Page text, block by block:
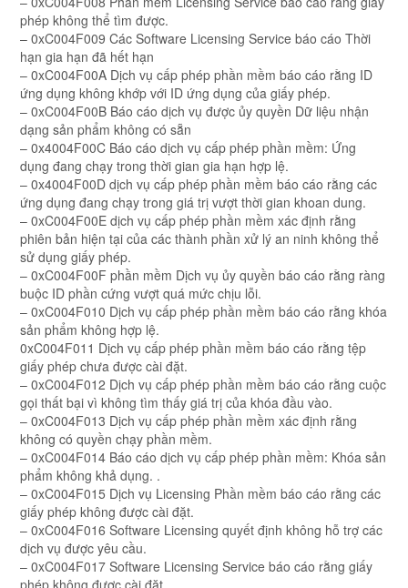
phép không thể tìm được.
– 0xC004F009 Các Software Licensing Service báo cáo Thời
hạn gia hạn đã hết hạn
– 0xC004F00A Dịch vụ cấp phép phần mềm báo cáo rằng ID
ứng dụng không khớp với ID ứng dụng của giấy phép.
– 0xC004F00B Báo cáo dịch vụ được ủy quyền Dữ liệu nhận
dạng sản phẩm không có sẵn
– 0x4004F00C Báo cáo dịch vụ cấp phép phần mềm: Ứng
dụng đang chạy trong thời gian gia hạn hợp lệ.
– 0x4004F00D dịch vụ cấp phép phần mềm báo cáo rằng các
ứng dụng đang chạy trong giá trị vượt thời gian khoan dung.
– 0xC004F00E dịch vụ cấp phép phần mềm xác định rằng
phiên bản hiện tại của các thành phần xử lý an ninh không thể
sử dụng giấy phép.
– 0xC004F00F phần mềm Dịch vụ ủy quyền báo cáo rằng ràng
buộc ID phần cứng vượt quá mức chịu lỗi.
– 0xC004F010 Dịch vụ cấp phép phần mềm báo cáo rằng khóa
sản phẩm không hợp lệ.
0xC004F011 Dịch vụ cấp phép phần mềm báo cáo rằng tệp
giấy phép chưa được cài đặt.
– 0xC004F012 Dịch vụ cấp phép phần mềm báo cáo rằng cuộc
gọi thất bại vì không tìm thấy giá trị của khóa đầu vào.
– 0xC004F013 Dịch vụ cấp phép phần mềm xác định rằng
không có quyền chạy phần mềm.
– 0xC004F014 Báo cáo dịch vụ cấp phép phần mềm: Khóa sản
phẩm không khả dụng. .
– 0xC004F015 Dịch vụ Licensing Phần mềm báo cáo rằng các
giấy phép không được cài đặt.
– 0xC004F016 Software Licensing quyết định không hỗ trợ các
dịch vụ được yêu cầu.
– 0xC004F017 Software Licensing Service báo cáo rằng giấy
phép không được cài đặt.